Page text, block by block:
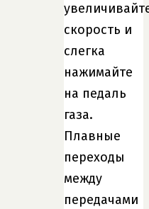
скорость и
слегка
нажимайте
на педаль
газа.
Плавные
переходы
между
передачами